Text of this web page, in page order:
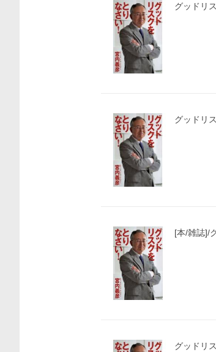
グッドリ
グッドリ
[本/雑誌]/
グッドリ